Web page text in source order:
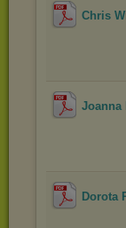
Chris
Joanna
Dorota